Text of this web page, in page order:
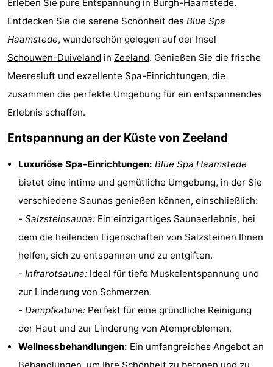
-
Buitenheem
-
De
Oase
-
Duinoord
-
Livingstone
Port
Greve
Port
Zélande
Resort
Haamstede
Résidence
Hof
Schouwen
Schouwse
-
Erleben Sie pure Entspannung in Burgh-Haamstede.
Entdecken Sie die serene Schönheit des Blue Spa
Haamstede, wunderschön gelegen auf der Insel
Schouwen-Duiveland in Zeeland. Genießen Sie die frische
Meeresluft und exzellente Spa-Einrichtungen, die
zusammen die perfekte Umgebung für ein entspannendes
Erlebnis schaffen.
Entspannung an der Küste von Zeeland
Luxuriöse Spa-Einrichtungen: Blue Spa Haamstede
bietet eine intime und gemütliche Umgebung, in der Sie
verschiedene Saunas genießen können, einschließlich:
- Salzsteinsauna: Ein einzigartiges Saunaerlebnis, bei
dem die heilenden Eigenschaften von Salzsteinen Ihnen
helfen, sich zu entspannen und zu entgiften.
- Infrarotsauna: Ideal für tiefe Muskelentspannung und
zur Linderung von Schmerzen.
- Dampfkabine: Perfekt für eine gründliche Reinigung
der Haut und zur Linderung von Atemproblemen.
Wellnessbehandlungen: Ein umfangreiches Angebot an